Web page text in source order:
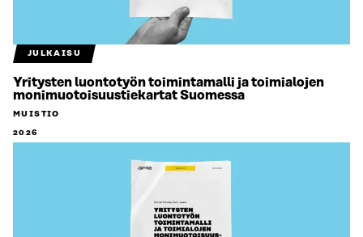
JULKAISU
Yritysten luontotyön toimintamalli ja toimialojen
monimuotoisuustiekartat Suomessa
MUISTIO
2026